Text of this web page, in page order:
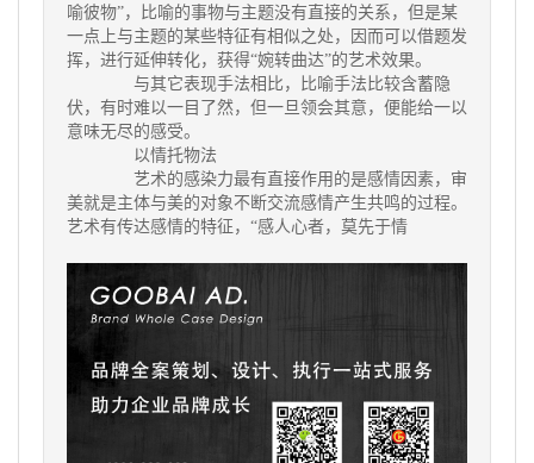
喻彼物”，比喻的事物与主题没有直接的关系，但是某
一点上与主题的某些特征有相似之处，因而可以借题发
挥，进行延伸转化，获得“婉转曲达”的艺术效果。
与其它表现手法相比，比喻手法比较含蓄隐
伏，有时难以一目了然，但一旦领会其意，便能给一以
意味无尽的感受。
以情托物法
艺术的感染力最有直接作用的是感情因素，审
美就是主体与美的对象不断交流感情产生共鸣的过程。
艺术有传达感情的特征，“感人心者，莫先于情